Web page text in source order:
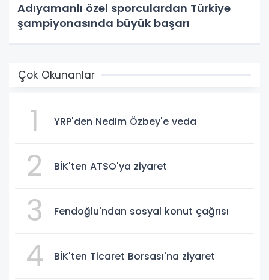
Adıyamanlı özel sporculardan Türkiye
şampiyonasında büyük başarı
Çok Okunanlar
1 YRP'den Nedim Özbey'e veda
2 BİK'ten ATSO'ya ziyaret
3 Fendoğlu'ndan sosyal konut çağrısı
4 BİK'ten Ticaret Borsası'na ziyaret